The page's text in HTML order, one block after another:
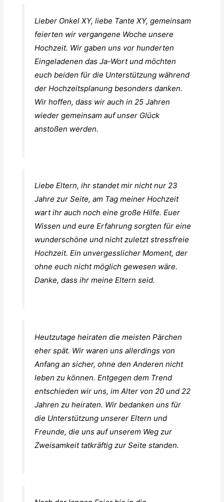
Lieber Onkel XY, liebe Tante XY, gemeinsam
feierten wir vergangene Woche unsere
Hochzeit. Wir gaben uns vor hunderten
Eingeladenen das Ja-Wort und möchten
euch beiden für die Unterstützung während
der Hochzeitsplanung besonders danken.
Wir hoffen, dass wir auch in 25 Jahren
wieder gemeinsam auf unser Glück
anstoßen werden.
Liebe Eltern, ihr standet mir nicht nur 23
Jahre zur Seite, am Tag meiner Hochzeit
wart ihr auch noch eine große Hilfe. Euer
Wissen und eure Erfahrung sorgten für eine
wunderschöne und nicht zuletzt stressfreie
Hochzeit. Ein unvergesslicher Moment, der
ohne euch nicht möglich gewesen wäre.
Danke, dass ihr meine Eltern seid.
Heutzutage heiraten die meisten Pärchen
eher spät. Wir waren uns allerdings von
Anfang an sicher, ohne den Anderen nicht
leben zu können. Entgegen dem Trend
entschieden wir uns, im Alter von 20 und 22
Jahren zu heiraten. Wir bedanken uns für
die Unterstützung unserer Eltern und
Freunde, die uns auf unserem Weg zur
Zweisamkeit tatkräftig zur Seite standen.